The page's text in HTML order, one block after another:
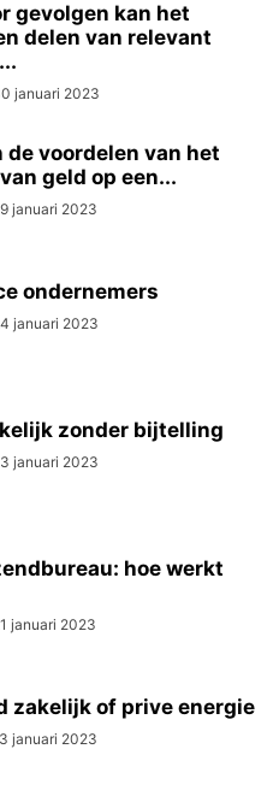
gevolgen kan het
delen van relevant
januari 2023
de voordelen van het
geld op een...
januari 2023
ondernemers
januari 2023
zonder bijtelling
januari 2023
hoe werkt
januari 2023
zakelijk of prive energie
januari 2023